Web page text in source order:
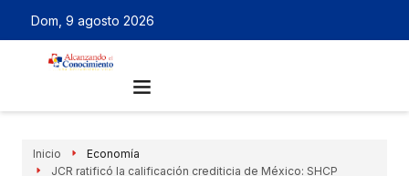
Dom, 9 agosto 2026
Inicio
Economía
JCR ratificó la calificación crediticia de México: SHCP